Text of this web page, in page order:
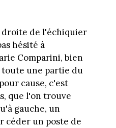
droite de l'échiquier
hésité à
Comparini, bien
toute une partie du
cause, c'est
que l'on trouve
gauche, un
céder un poste de